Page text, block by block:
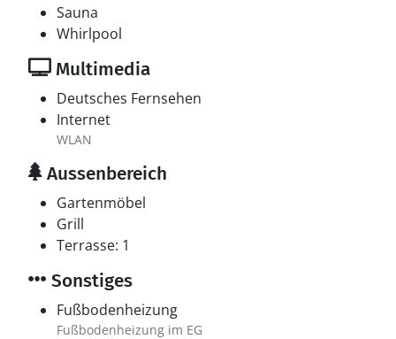
Sauna
Whirlpool
Multimedia
Deutsches Fernsehen
Internet
WLAN
Aussenbereich
Gartenmöbel
Grill
Terrasse: 1
Sonstiges
Fußbodenheizung
Fußbodenheizung im EG